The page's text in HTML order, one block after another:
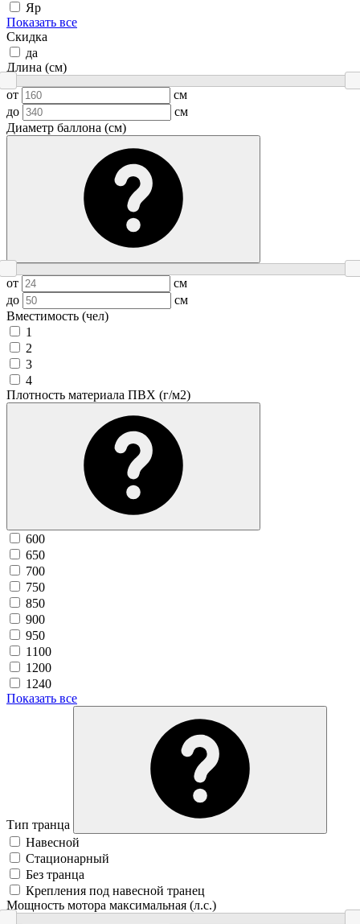
Яр
Показать все
Скидка
да
Длина (см)
от
см
до
см
Диаметр баллона (см)
от
см
до
см
Вместимость (чел)
1
2
3
4
Плотность материала ПВХ (г/м2)
600
650
700
750
850
900
950
1100
1200
1240
Показать все
Тип транца
Навесной
Стационарный
Без транца
Крепления под навесной транец
Мощность мотора максимальная (л.с.)